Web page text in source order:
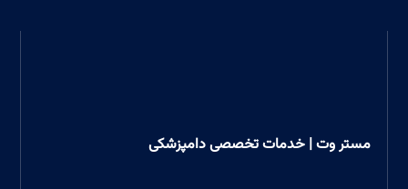
مستر وت | خدمات تخصصی دامپزشکی